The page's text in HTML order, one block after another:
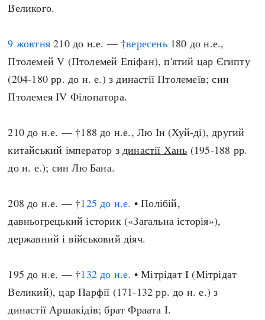
Великого.
9 жовтня 210 до н.е. — †вересень180 до н.е.,
Птолемей V (Птолемей Епіфан), п'ятий цар Єгипту
(204-180 рр. до н. е.) з династії Птолемеїв; син
Птолемея IV Філопатора.
210 до н.е. — †188 до н.е., Лю Ін (Хуй-ді), другий
китайський імператор здинастії Хань (195-188 рр.
до н. е.); син Лю Бана.
208 до н.е. — †125 до н.е. • Полібій,
давньогрецький історик («Загальна історія»),
державний і військовий діяч.
195 до н.е. — †132 до н.е. • Мітрідат I (Мітрідат
Великий), цар Парфії (171-132 рр. до н. е.) з
династії Аршакідів; брат Фраата I.